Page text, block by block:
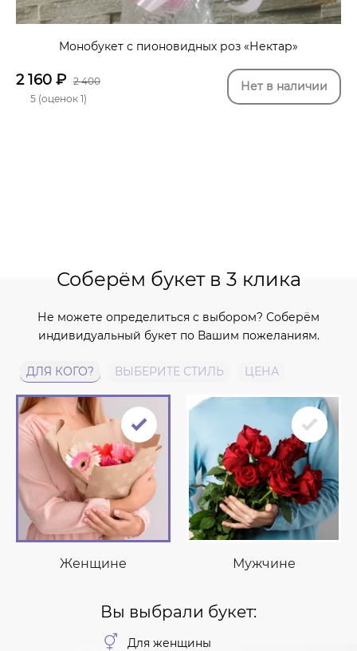
Монобукет с пионовидных роз «Нектар»
2 160 ₽ 2 400
5 (оценок 1)
Нет в наличии
Соберём букет в 3 клика
Не можете определиться с выбором? Соберём
индивидуальный букет по Вашим пожеланиям.
ДЛЯ КОГО? ВЫБЕРИТЕ СТИЛЬ ЦЕНА
Женщине Мужчине
Вы выбрали букет:
Для женщины